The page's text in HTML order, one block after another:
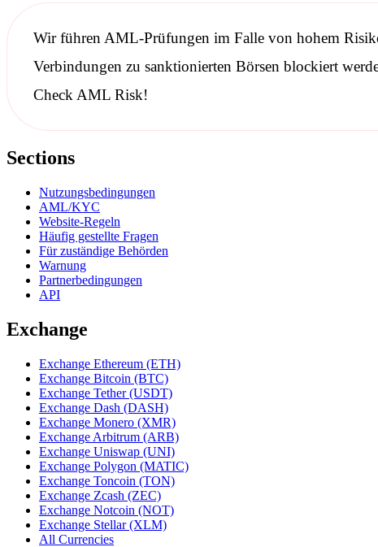
Wir führenAML-Prüfungen im Falle von hohem
Verbindungen zu sanktionierten Börsen blockiert
Check AML Risk!
Sections
Nutzungsbedingungen
AML/KYC
Website-Regeln
Häufig gestellte Fragen
Für zuständige Behörden
Warnung
Partnerbedingungen
API
Exchange
Exchange Ethereum (ETH)
Exchange Bitcoin (BTC)
Exchange Tether (USDT)
Exchange Dash (DASH)
Exchange Monero (XMR)
Exchange Arbitrum (ARB)
Exchange Uniswap (UNI)
Exchange Polygon (MATIC)
Exchange Toncoin (TON)
Exchange Zcash (ZEC)
Exchange Notcoin (NOT)
Exchange Stellar (XLM)
All Currencies